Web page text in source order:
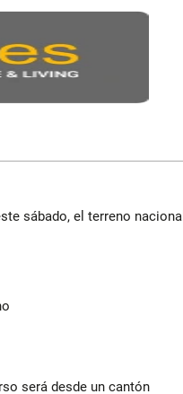
sábado, el terreno nacional
será desde un cantón